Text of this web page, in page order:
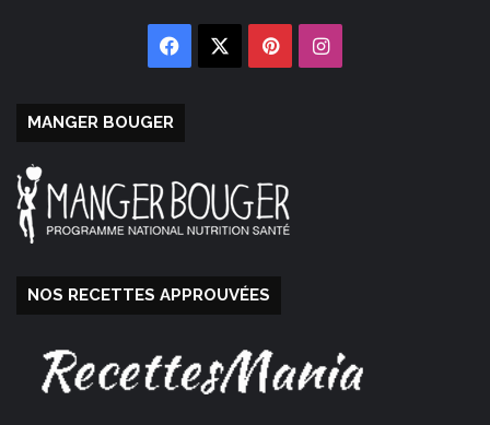
Facebook PinterestInstagram
MANGER BOUGER
NOS RECETTES APPROUVÉES